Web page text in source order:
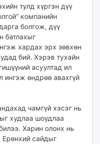
тулд хүргэн дүү
компанийн
болгож, дүү
батлахыг
хардах эрх зөвхөн
бий. Хэрэв тухайн
асуултад ил
ингэж өндрөө авахгүй
чамгүй хэсэг нь
худлаа шоудлаа
Харин олонх нь
Ерөнхий сайдыг